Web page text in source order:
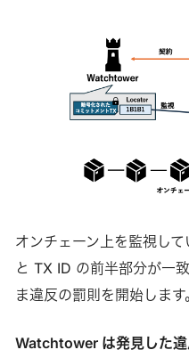
オンチェーン上を監視し
と TX ID の前半部分が一
ま違反の罰則を開始します。
Watchtower は発見した